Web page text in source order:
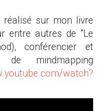
sur mon livre
entre autres de "Le
conférencier et
mindmapping
watch?